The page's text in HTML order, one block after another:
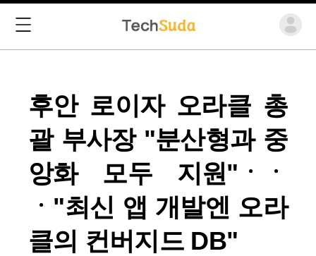
후안 로이자 오라클 총
괄 부사장 "분산형과 중
앙화 모두 지원"ㆍㆍ
ㆍ"최신 앱 개발엔 오라
클의 컨버지드 DB"